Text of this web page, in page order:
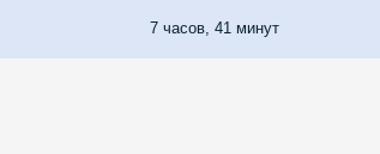
7 часов, 41 минут